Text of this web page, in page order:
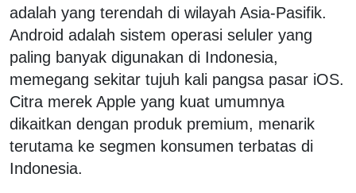
adalah yang terendah di wilayah Asia-Pasifik.
Android adalah sistem operasi seluler yang
paling banyak digunakan di Indonesia,
memegang sekitar tujuh kali pangsa pasar iOS.
Citra merek Apple yang kuat umumnya
dikaitkan dengan produk premium, menarik
terutama ke segmen konsumen terbatas di
Indonesia.